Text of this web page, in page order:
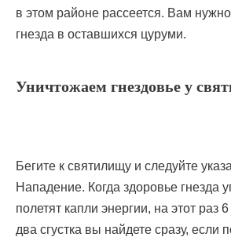
в этом районе рассеется. Вам
гнезда в оставшихся цуруми.
Уничтожаем гнездовье у
Бегите к святилищу и следуйте
Нападение. Когда здоровье гнезда
полетят капли энергии, на этот раз
два сгустка вы найдете сразу, если